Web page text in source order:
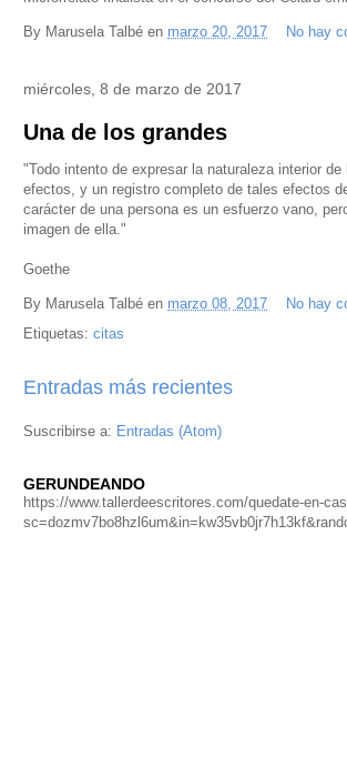
By Marusela Talbé en marzo 20, 2017 No hay
miércoles, 8 de marzo de 2017
Una de los grandes
"Todo intento de expresar la naturaleza interior
efectos, y un registro completo de tales efectos
carácter de una persona es un esfuerzo vano,
imagen de ella."
Goethe
By Marusela Talbé en marzo 08, 2017
No hay
Etiquetas: citas
Entradas más recientes
Suscribirse a: Entradas (Atom)
GERUNDEANDO
https://www.tallerdeescritores.com/quedate-en-